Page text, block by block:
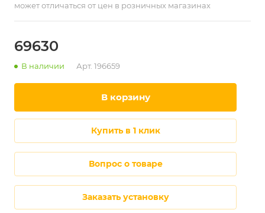
может отличаться от цен в розничных магазинах
69630
В наличии Арт. 196659
в корзину
купить в 1 клик
Вопрос о товаре
Заказать установку